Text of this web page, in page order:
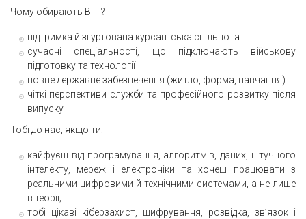
Чому обирають ВІТІ?
підтримка й згуртована курсантська спільнота
сучасні спеціальності, що підключають військову
підготовку та технології
повне державне забезпечення (житло, форма, навчання)
чіткі перспективи служби та професійного розвитку після
випуску
Тобі до нас, якщо ти:
кайфуєш від програмування, алгоритмів, даних, штучного
інтелекту, мереж і електроніки та хочеш працювати з
реальними цифровими й технічними системами, а не лише
в теорії;
тобі цікаві кіберзахист, шифрування, розвідка, зв’язок і